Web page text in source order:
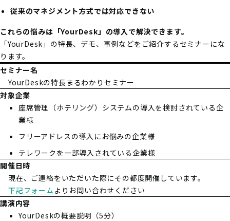
従来のマネジメント方式では対応できない
これらの悩みは「YourDesk」の導入で解決できます。
「YourDesk」の特長、デモ、事例などをご紹介するセミナーにな
ります。
セミナー名
YourDeskの特長まるわかりセミナー
対象企業
座席管理（ホテリング）システムの導入を検討されている企
業様
フリーアドレスの導入にお悩みの企業様
テレワークを一部導入されている企業様
開催日時
現在、ご連絡をいただいた際にその都度開催しています。
下記フォーム よりお問い合わせください
講演内容
YourDeskの概要説明（5分）